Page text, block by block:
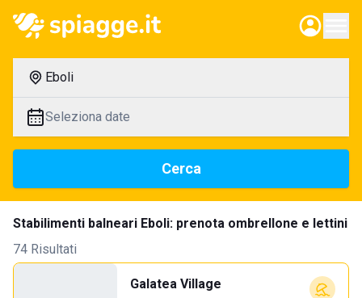
Eboli
Seleziona date
Cerca
Stabilimenti balneari Eboli: prenota ombrellone e lettini
74 Risultati
Galatea Village